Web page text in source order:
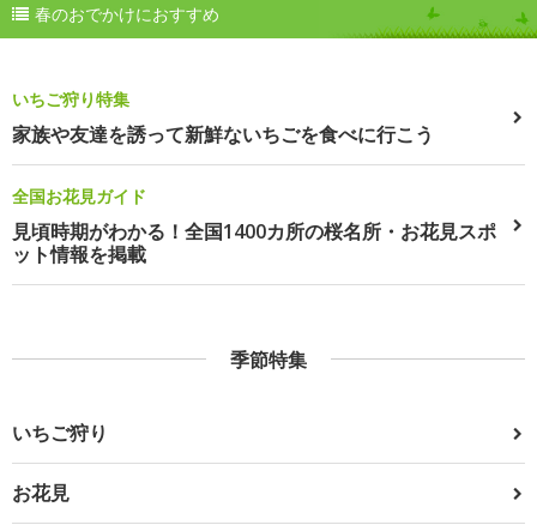
春のおでかけにおすすめ
いちご狩り特集
家族や友達を誘って新鮮ないちごを食べに行こう
全国お花見ガイド
見頃時期がわかる！全国1400カ所の桜名所・お花見スポ
ット情報を掲載
季節特集
いちご狩り
お花見